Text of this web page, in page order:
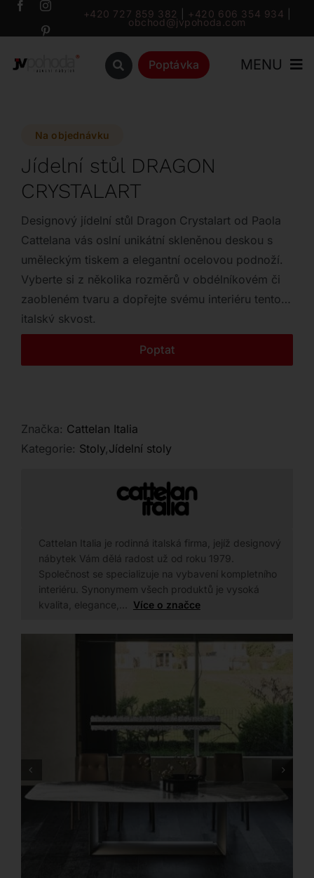
Přeskočit
+420 727 859 382 +420 606 354 934
obchod@jvpohoda.com
Poptávka MENU
Katalog
Značky
Outlet
Na objednávku
Jídelní stůl DRAGON
CRYSTALART
Designový jídelní stůl Dragon Crystalart od Paola
Cattelana vás oslní unikátní skleněnou deskou s
uměleckým tiskem a elegantní ocelovou podnoží.
Vyberte si z několika rozměrů v obdélníkovém či
zaobleném tvaru a dopřejte svému interiéru tento
italský skvost.
Poptat
Značka: Cattelan Italia
Kategorie: Stoly,Jídelní stoly
Cattelan Italia je rodinná italská firma, jejíž designový
nábytek Vám dělá radost už od roku 1979.
Společnost se specializuje na vybavení kompletního
interiéru. Synonymem všech produktů je vysoká
kvalita, elegance,… Více o značce